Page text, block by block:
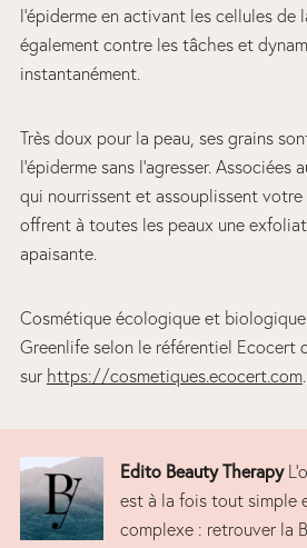
l’épiderme en activant les cellules de
également contre les tâches et
instantanément.
Très doux pour la peau, ses grains
l’épiderme sans l’agresser. Associées
qui nourrissent et assouplissent
offrent à toutes les peaux une
apaisante.
Cosmétique écologique et
Greenlife selon le référentiel Ecocert
sur https://cosmetiques.ecocert.com.
Edito Beauty Therapy
est à la fois tout simple
complexe : retrouver la